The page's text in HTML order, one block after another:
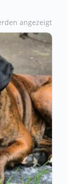
angezeigt